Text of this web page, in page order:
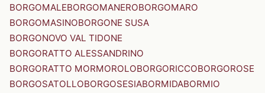
BORGOMALEBORGOMANEROBORGOMARO
BORGOMASINOBORGONE SUSA
BORGONOVO VAL TIDONE
BORGORATTO ALESSANDRINO
BORGORATTO MORMOROLOBORGORICCOBORGOROSE
BORGOSATOLLOBORGOSESIABORMIDABORMIO